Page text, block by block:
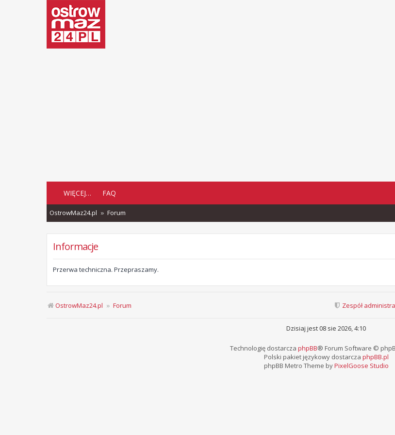
WIĘCEJ… FAQ
OstrowMaz24.pl Forum
Informacje
Przerwa techniczna. Przepraszamy.
OstrowMaz24.pl Forum Zespół
Dzisiaj jest 08 sie 2026, 4:10
Technologię dostarcza phpBB® Forum Software ©
Polski pakiet językowy dostarcza phpBB.pl
phpBB Metro Theme byPixelGoose Studio